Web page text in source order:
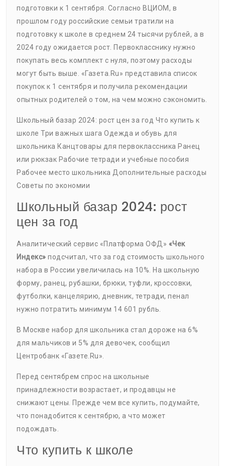
подготовки к 1 сентября. Согласно ВЦИОМ, в
прошлом году российские семьи тратили на
подготовку к школе в среднем 24 тысячи рублей, а в
2024 году ожидается рост. Первокласснику нужно
покупать весь комплект с нуля, поэтому расходы
могут быть выше. «Газета.Ru» представила список
покупок к 1 сентября и получила рекомендации
опытных родителей о том, на чем можно сэкономить.
Школьный базар 2024: рост цен за год Что купить к
школе Три важных шага Одежда и обувь для
школьника Канцтовары для первоклассника Ранец
или рюкзак Рабочие тетради и учебные пособия
Рабочее место школьника Дополнительные расходы
Советы по экономии
Школьный базар 2024: рост
цен за год
Аналитический сервис «Платформа ОФД» «Чек
Индекс» подсчитал, что за год стоимость школьного
набора в России увеличилась на 10%. На школьную
форму, ранец, рубашки, брюки, туфли, кроссовки,
футболки, канцелярию, дневник, тетради, пенал
нужно потратить минимум 14 601 рубль.
В Москве набор для школьника стал дороже на 6%
для мальчиков и 5% для девочек, сообщил
Центробанк «Газете.Ru».
Перед сентябрем спрос на школьные
принадлежности возрастает, и продавцы не
снижают цены. Прежде чем все купить, подумайте,
что понадобится к сентябрю, а что может
подождать.
Что купить к школе